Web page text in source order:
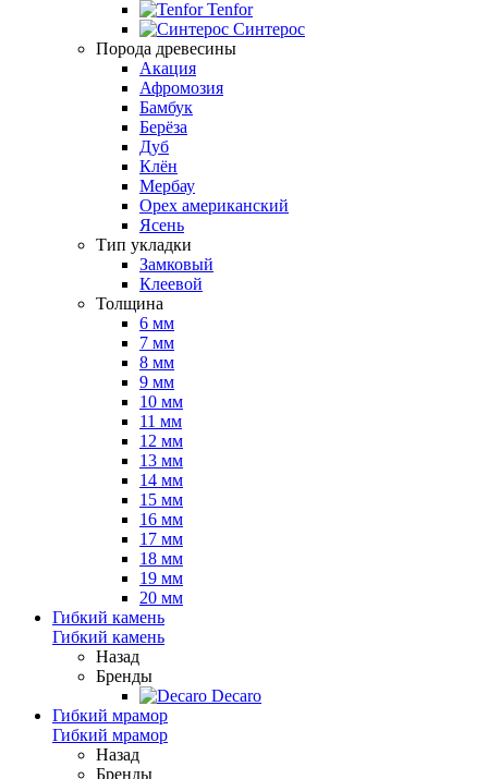
Tenfor
Синтерос
Порода древесины
Акация
Афромозия
Бамбук
Берёза
Дуб
Клён
Мербау
Орех американский
Ясень
Тип укладки
Замковый
Клеевой
Толщина
6 мм
7 мм
8 мм
9 мм
10 мм
11 мм
12 мм
13 мм
14 мм
15 мм
16 мм
17 мм
18 мм
19 мм
20 мм
Гибкий камень
Гибкий камень
Назад
Бренды
Decaro
Гибкий мрамор
Гибкий мрамор
Назад
Бренды